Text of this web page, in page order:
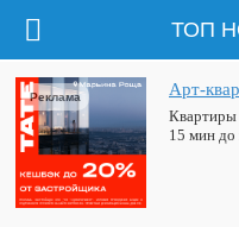
ТОП
Арт-
15 мин
Реклама